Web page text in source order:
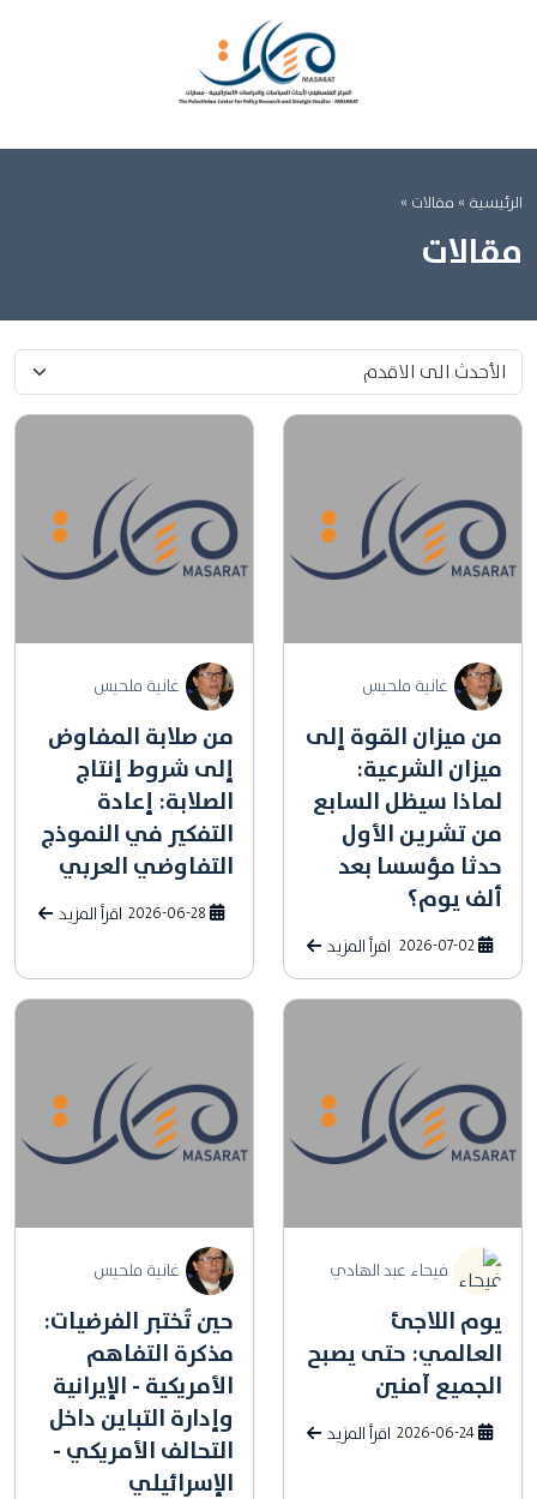
الرئيسية » مقالات »
مقالات
غانية ملحيس
من ميزان القوة إلى
ميزان الشرعية:
لماذا سيظل السابع
من تشرين الأول
حدثا مؤسسا بعد
ألف يوم؟
اقرأ المزيد
غانية ملحيس
من صلابة المفاوض
إلى شروط إنتاج
الصلابة: إعادة
التفكير في النموذج
التفاوضي العربي
اقرأ المزيد
فيحاء عبد الهادي
يوم اللاجئ
العالمي: حتى يصبح
الجميع آمنين
اقرأ المزيد
غانية ملحيس
حين تُختبر الفرضيات:
مذكرة التفاهم
الأمريكية - الإيرانية
وإدارة التباين داخل
التحالف الأمريكي -
الإسرائيلي